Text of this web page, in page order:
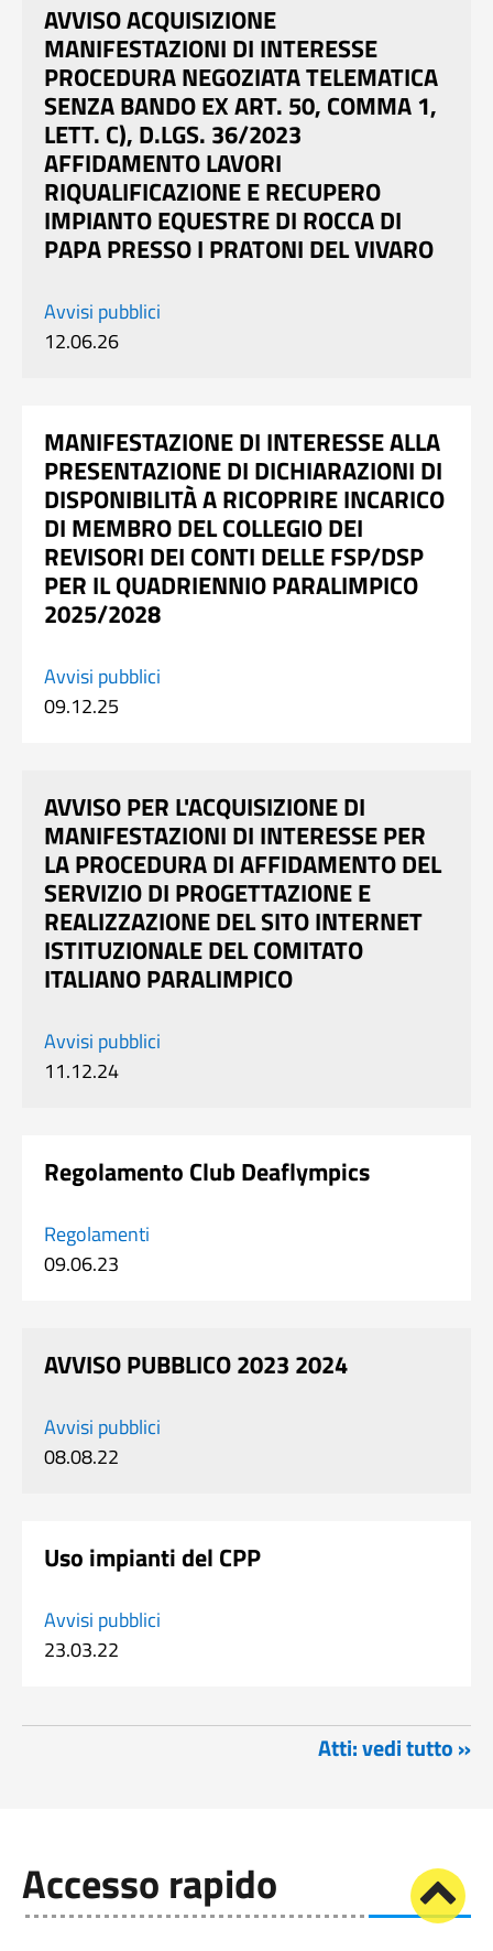
AVVISO ACQUISIZIONE
MANIFESTAZIONI DI INTERESSE
PROCEDURA NEGOZIATA TELEMATICA
SENZA BANDO EX ART. 50, COMMA 1,
LETT. C), D.LGS. 36/2023
AFFIDAMENTO LAVORI
RIQUALIFICAZIONE E RECUPERO
IMPIANTO EQUESTRE DI ROCCA DI
PAPA PRESSO I PRATONI DEL VIVARO
Avvisi pubblici
12.06.26
MANIFESTAZIONE DI INTERESSE ALLA
PRESENTAZIONE DI DICHIARAZIONI DI
DISPONIBILITÀ A RICOPRIRE INCARICO
DI MEMBRO DEL COLLEGIO DEI
REVISORI DEI CONTI DELLE FSP/DSP
PER IL QUADRIENNIO PARALIMPICO
2025/2028
Avvisi pubblici
09.12.25
AVVISO PER L'ACQUISIZIONE DI
MANIFESTAZIONI DI INTERESSE PER
LA PROCEDURA DI AFFIDAMENTO DEL
SERVIZIO DI PROGETTAZIONE E
REALIZZAZIONE DEL SITO INTERNET
ISTITUZIONALE DEL COMITATO
ITALIANO PARALIMPICO
Avvisi pubblici
11.12.24
Regolamento Club Deaflympics
Regolamenti
09.06.23
AVVISO PUBBLICO 2023 2024
Avvisi pubblici
08.08.22
Uso impianti del CPP
Avvisi pubblici
23.03.22
Atti: vedi tutto »
Accesso rapido